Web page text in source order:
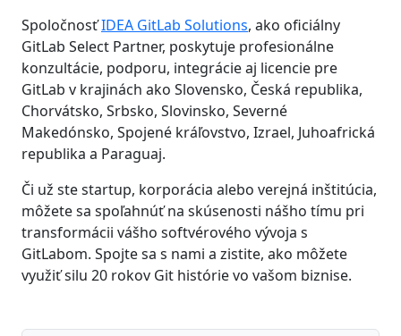
SpoločnosťIDEA GitLab Solutions, ako oficiálny
GitLab Select Partner, poskytuje profesionálne
konzultácie, podporu, integrácie aj licencie pre
GitLab v krajinách ako Slovensko, Česká republika,
Chorvátsko, Srbsko, Slovinsko, Severné
Makedónsko, Spojené kráľovstvo, Izrael, Juhoafrická
republika a Paraguaj.
Či už ste startup, korporácia alebo verejná inštitúcia,
môžete sa spoľahnúť na skúsenosti nášho tímu pri
transformácii vášho softvérového vývoja s
GitLabom. Spojte sa s nami a zistite, ako môžete
využiť silu 20 rokov Git histórie vo vašom biznise.